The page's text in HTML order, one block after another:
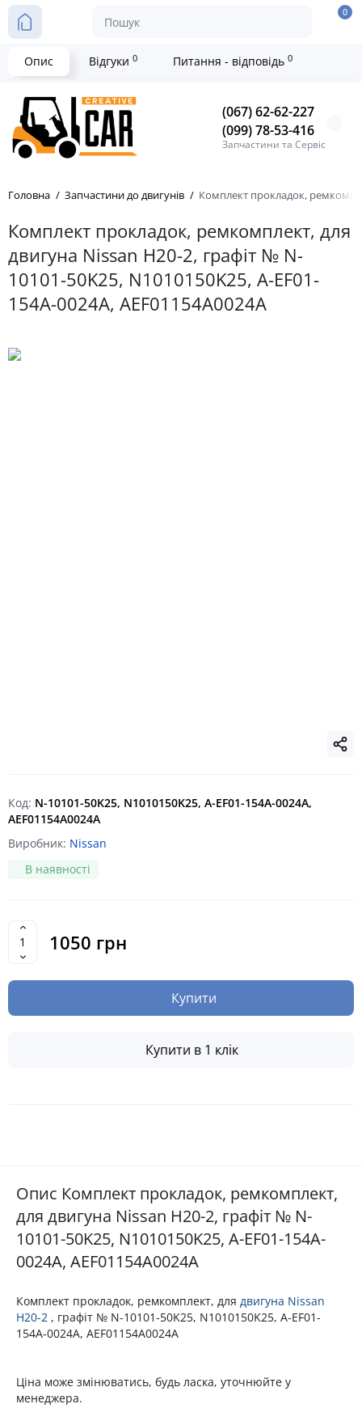
(067) 62-62-227
(099) 78-53-416
Запчастини та Сервіс
0
Головна Запчастини до двигунів Комплект прокладок,
Комплект прокладок, ремкомплект, для
двигуна Nissan H20-2, графіт № N-
10101-50K25, N1010150K25, A-EF01-
154A-0024A, AEF01154A0024A
Код: N-10101-50K25, N1010150K25, A-EF01-154A-0024A,
AEF01154A0024A
Виробник: Nissan
В наявності
1050 грн
Купити
Купити в 1 клік
Опис Відгуки 0 Питання - відповідь 0
Опис Комплект прокладок, ремкомплект,
для двигуна Nissan H20-2, графіт № N-
10101-50K25, N1010150K25, A-EF01-154A-
0024A, AEF01154A0024A
Комплект прокладок, ремкомплект, для двигуна Nissan
H20-2 , графіт № N-10101-50K25, N1010150K25, A-EF01-
154A-0024A, AEF01154A0024A
Ціна може змінюватись, будь ласка, уточнюйте у
менеджера.